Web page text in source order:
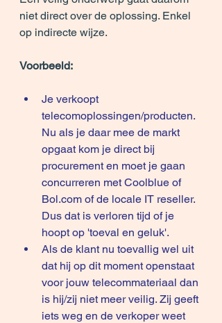
niet direct over de oplossing. Enkel
op indirecte wijze.
Voorbeeld:
Je verkoopt
telecomoplossingen/producten.
Nu als je daar mee de markt
opgaat kom je direct bij
procurement en moet je gaan
concurreren met Coolblue of
Bol.com of de locale IT reseller.
Dus dat is verloren tijd of je
hoopt op 'toeval en geluk'.
Als de klant nu toevallig wel uit
dat hij op dit moment openstaat
voor jouw telecommateriaal dan
is hij/zij niet meer veilig. Zij geeft
iets weg en de verkoper weet